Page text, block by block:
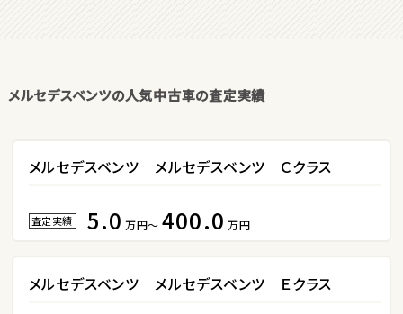
3位
S660
ステーションワゴン
メルセデスベンツの人気中古車の査定実績
メルセデスベンツ メルセデスベンツ Ｃクラス
査定実績 5.0 万円～ 400.0 万円
メルセデスベンツ メルセデスベンツ Ｅクラス